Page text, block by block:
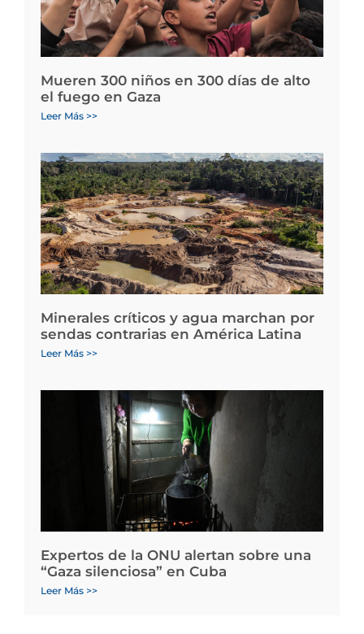
Mueren 300 niños en 300 días de alto
el fuego en Gaza
Leer Más >>
Minerales críticos y agua marchan por
sendas contrarias en América Latina
Leer Más >>
Expertos de la ONU alertan sobre una
“Gaza silenciosa” en Cuba
Leer Más >>